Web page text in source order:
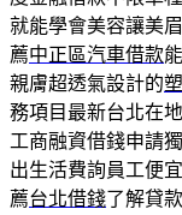
就能學會美容讓美
薦中正區汽車借款
親膚超透氣設計的
務項目最新台北在
工商融資借錢申請
出生活費詢員工便
薦台北借錢了解貸